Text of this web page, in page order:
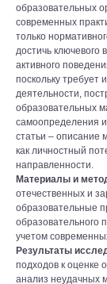
образовательных
современных
только
достичь ключевого
активного
поскольку требует
деятельности,
образовательных
самоопределения
статьи – описание
как личностный
направленности.
Материалы и
отечественных и
образовательные
образовательного
учетом
Результаты
подходов к оценке
анализ неудачных